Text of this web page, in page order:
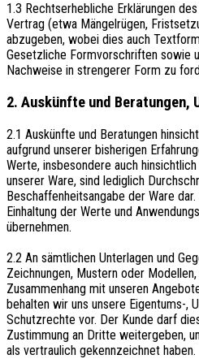
1.3 Rechtserhebliche Erklärungen
Vertrag (etwa Mängelrügen,
abzugeben, wobei dies auch
Gesetzliche Formvorschriften sowie
Nachweise in strengerer Form zu
2. Auskünfte und Beratungen,
2.1 Auskünfte und Beratungen
aufgrund unserer bisherigen
Werte, insbesondere auch
unserer Ware, sind lediglich
Beschaffenheitsangabe der Ware
Einhaltung der Werte und
übernehmen.
2.2 An sämtlichen Unterlagen und
Zeichnungen, Mustern oder
Zusammenhang mit unseren
behalten wir uns unsere Eigentums-,
Schutzrechte vor. Der Kunde darf
Zustimmung an Dritte weitergeben,
als vertraulich gekennzeichnet haben.